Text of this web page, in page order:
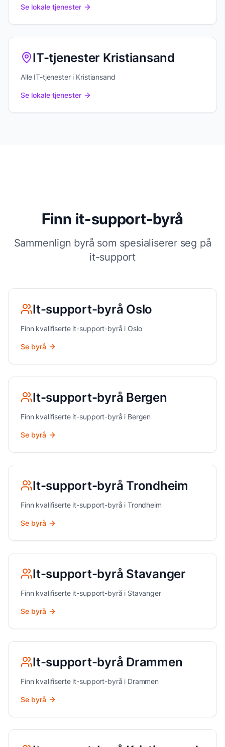
Se lokale tjenester
IT-tjenester Kristiansand
Alle IT-tjenester i Kristiansand
Se lokale tjenester
Finn it-support-byrå
Sammenlign byrå som spesialiserer seg på
it-support
It-support-byrå Oslo
Finn kvalifiserte it-support-byrå i Oslo
Se byrå
It-support-byrå Bergen
Finn kvalifiserte it-support-byrå i Bergen
Se byrå
It-support-byrå Trondheim
Finn kvalifiserte it-support-byrå i Trondheim
Se byrå
It-support-byrå Stavanger
Finn kvalifiserte it-support-byrå i Stavanger
Se byrå
It-support-byrå Drammen
Finn kvalifiserte it-support-byrå i Drammen
Se byrå